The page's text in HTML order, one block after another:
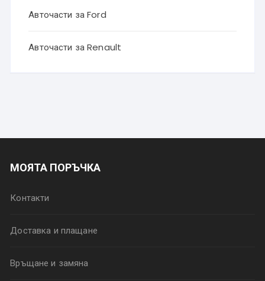
Авточасти за Ford
Авточасти за Renault
МОЯТА ПОРЪЧКА
Контакти
Доставка и плащане
Връщане и замяна